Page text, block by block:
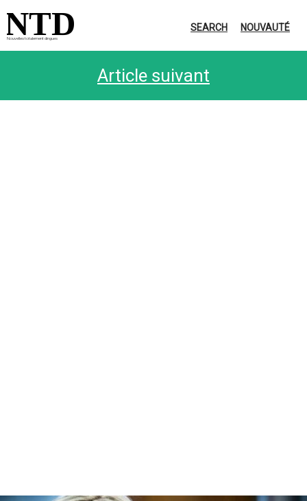
Nouvelles totalement dingues
NTD SEARCH NOUVAUTÉ
Article suivant